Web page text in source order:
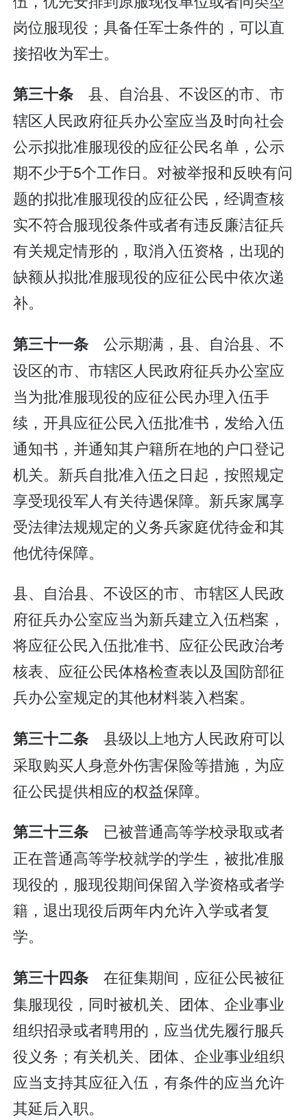
岗位服现役；具备任军士条件的，可以直
接招收为军士。
第三十条 县、自治县、不设区的市、市
辖区人民政府征兵办公室应当及时向社会
公示拟批准服现役的应征公民名单，公示
期不少于5个工作日。对被举报和反映有问
题的拟批准服现役的应征公民，经调查核
实不符合服现役条件或者有违反廉洁征兵
有关规定情形的，取消入伍资格，出现的
缺额从拟批准服现役的应征公民中依次递
补。
第三十一条 公示期满，县、自治县、不
设区的市、市辖区人民政府征兵办公室应
当为批准服现役的应征公民办理入伍手
续，开具应征公民入伍批准书，发给入伍
通知书，并通知其户籍所在地的户口登记
机关。新兵自批准入伍之日起，按照规定
享受现役军人有关待遇保障。新兵家属享
受法律法规规定的义务兵家庭优待金和其
他优待保障。
县、自治县、不设区的市、市辖区人民政
府征兵办公室应当为新兵建立入伍档案，
将应征公民入伍批准书、应征公民政治考
核表、应征公民体格检查表以及国防部征
兵办公室规定的其他材料装入档案。
第三十二条 县级以上地方人民政府可以
采取购买人身意外伤害保险等措施，为应
征公民提供相应的权益保障。
第三十三条 已被普通高等学校录取或者
正在普通高等学校就学的学生，被批准服
现役的，服现役期间保留入学资格或者学
籍，退出现役后两年内允许入学或者复
学。
第三十四条 在征集期间，应征公民被征
集服现役，同时被机关、团体、企业事业
组织招录或者聘用的，应当优先履行服兵
役义务；有关机关、团体、企业事业组织
应当支持其应征入伍，有条件的应当允许
其延后入职。